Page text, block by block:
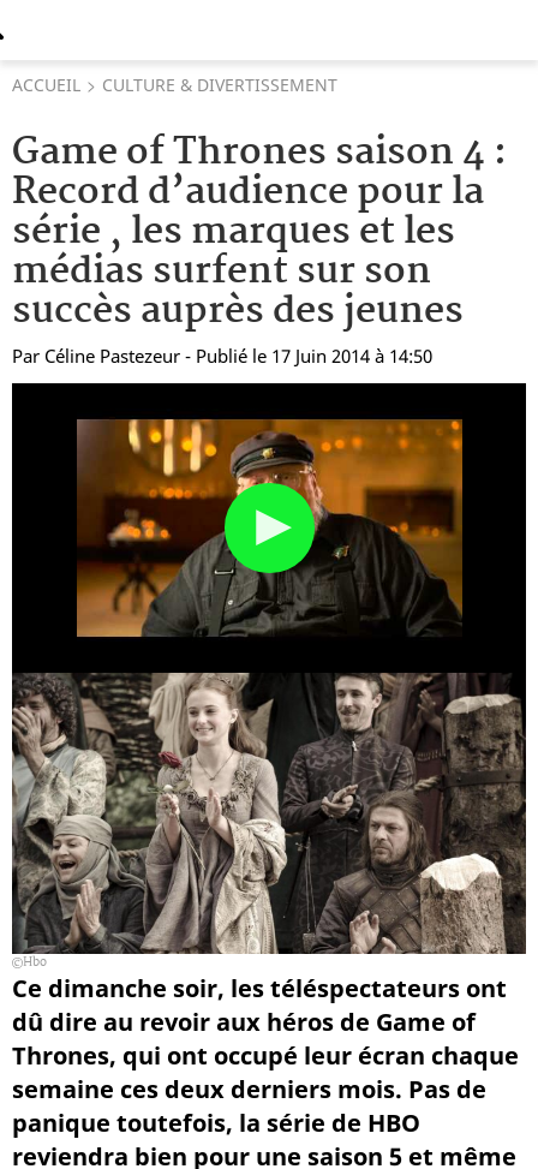
ACCUEIL CULTURE & DIVERTISSEMENT
Game of Thrones saison 4 :
Record d’audience pour la
série , les marques et les
médias surfent sur son
succès auprès des jeunes
Par Céline Pastezeur - Publié le 17 Juin 2014 à 14:50
Hbo
Ce dimanche soir, les téléspectateurs ont
dû dire au revoir aux héros de Game of
Thrones, qui ont occupé leur écran chaque
semaine ces deux derniers mois. Pas de
panique toutefois, la série de HBO
reviendra bien pour une saison 5 et même